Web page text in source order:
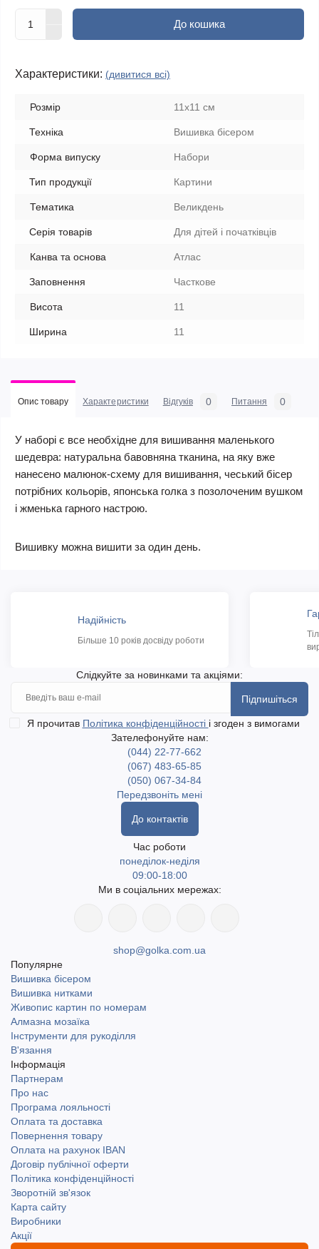
До кошика
Характеристики: (дивитися всі)
Розмір 11х11 см
Техніка Вишивка бісером
Форма випуску Набори
Тип продукції Картини
Тематика Великдень
Серія товарів Для дітей і початківців
Канва та основа Атлас
Заповнення Часткове
Висота 11
Ширина 11
Опис товару Характеристики Відгуків 0 Питання 0
У наборі є все необхідне для вишивання маленького
шедевра: натуральна бавовняна тканина, на яку вже
нанесено малюнок-схему для вишивання, чеський бісер
потрібних кольорів, японська голка з позолоченим вушком
і жменька гарного настрою.
Вишивку можна вишити за один день.
Надійність
Більше 10 років досвіду роботи
Слідкуйте за новинками та акціями:
Підпишіться
Я прочитав Політика конфіденційності і згоден з вимогами
Зателефонуйте нам:
(044) 22-77-662
(067) 483-65-85
(050) 067-34-84
Передзвоніть мені
До контактів
Час роботи
понеділок-неділя
09:00-18:00
Ми в соціальних мережах:
shop@golka.com.ua
Популярне
Вишивка бісером
Вишивка нитками
Живопис картин по номерам
Алмазна мозаїка
Інструменти для рукоділля
В'язання
Інформація
Партнерам
Про нас
Програма лояльності
Оплата та доставка
Повернення товару
Оплата на рахунок IBAN
Договір публічної оферти
Політика конфіденційності
Зворотній зв'язок
Карта сайту
Виробники
Акції